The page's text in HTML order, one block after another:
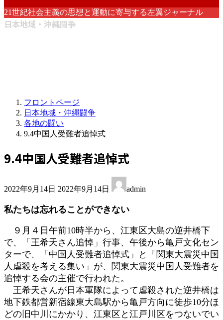
21世紀社会主義の思想と運動に寄与する左翼ジャーナル
日本地域・沖縄闘争
フロントページ
日本地域・沖縄闘争
各地の闘い
9.4中国人受難者追悼式
9.4中国人受難者追悼式
2022年9月14日 終
新
時
:
2022年9月14日 admin
私たちは忘れることができない
９月４日午前10時半から、江東区大島の逆井橋下
で、「王希天さん追悼」行事、午後から亀戸文化セン
ターで、「中国人受難者追悼式」と「関東大震災中国
人虐殺を考える集い」が、関東大震災中国人受難者を
追悼する会の主催で行われた。
王希天さんが日本軍隊によって虐殺された逆井橋は
地下鉄都営新宿線東大島駅から亀戸方向に徒歩10分ほ
どの旧中川にかかり、江東区と江戸川区をつないでい